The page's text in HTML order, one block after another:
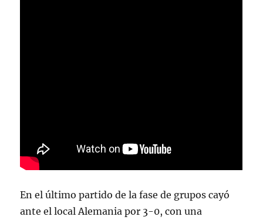
En el último partido de la fase de grupos cayó
ante el local Alemania por 3-0, con una